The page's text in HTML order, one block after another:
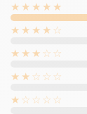
★★★★★
★★★★☆
★★★☆☆
★★☆☆☆
★☆☆☆☆